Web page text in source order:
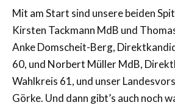
Mit am Start sind unsere beiden
Kirsten Tackmann MdB und
Anke Domscheit-Berg,
60, und Norbert Müller MdB,
Wahlkreis 61, und unser
Görke. Und dann gibt’s auch noch